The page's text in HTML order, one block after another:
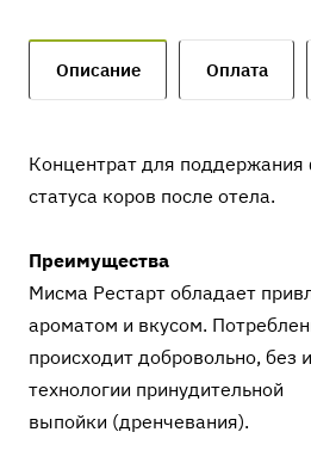
Описание Оплата
Концентрат для поддержания
статуса коров после отела.
Преимущества
Мисма Рестарт обладает
ароматом и вкусом.
происходит добровольно, без
технологии принудительной
выпойки (дренчевания).